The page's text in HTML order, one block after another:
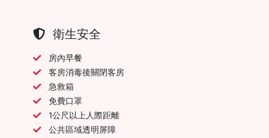
衛生安全
房內早餐
客房消毒後關閉客房
急救箱
免費口罩
1公尺以上人際距離
公共區域透明屏障